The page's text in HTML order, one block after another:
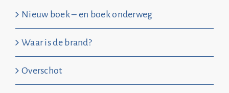
Nieuw boek – en boek onderweg
Waar is de brand?
Overschot